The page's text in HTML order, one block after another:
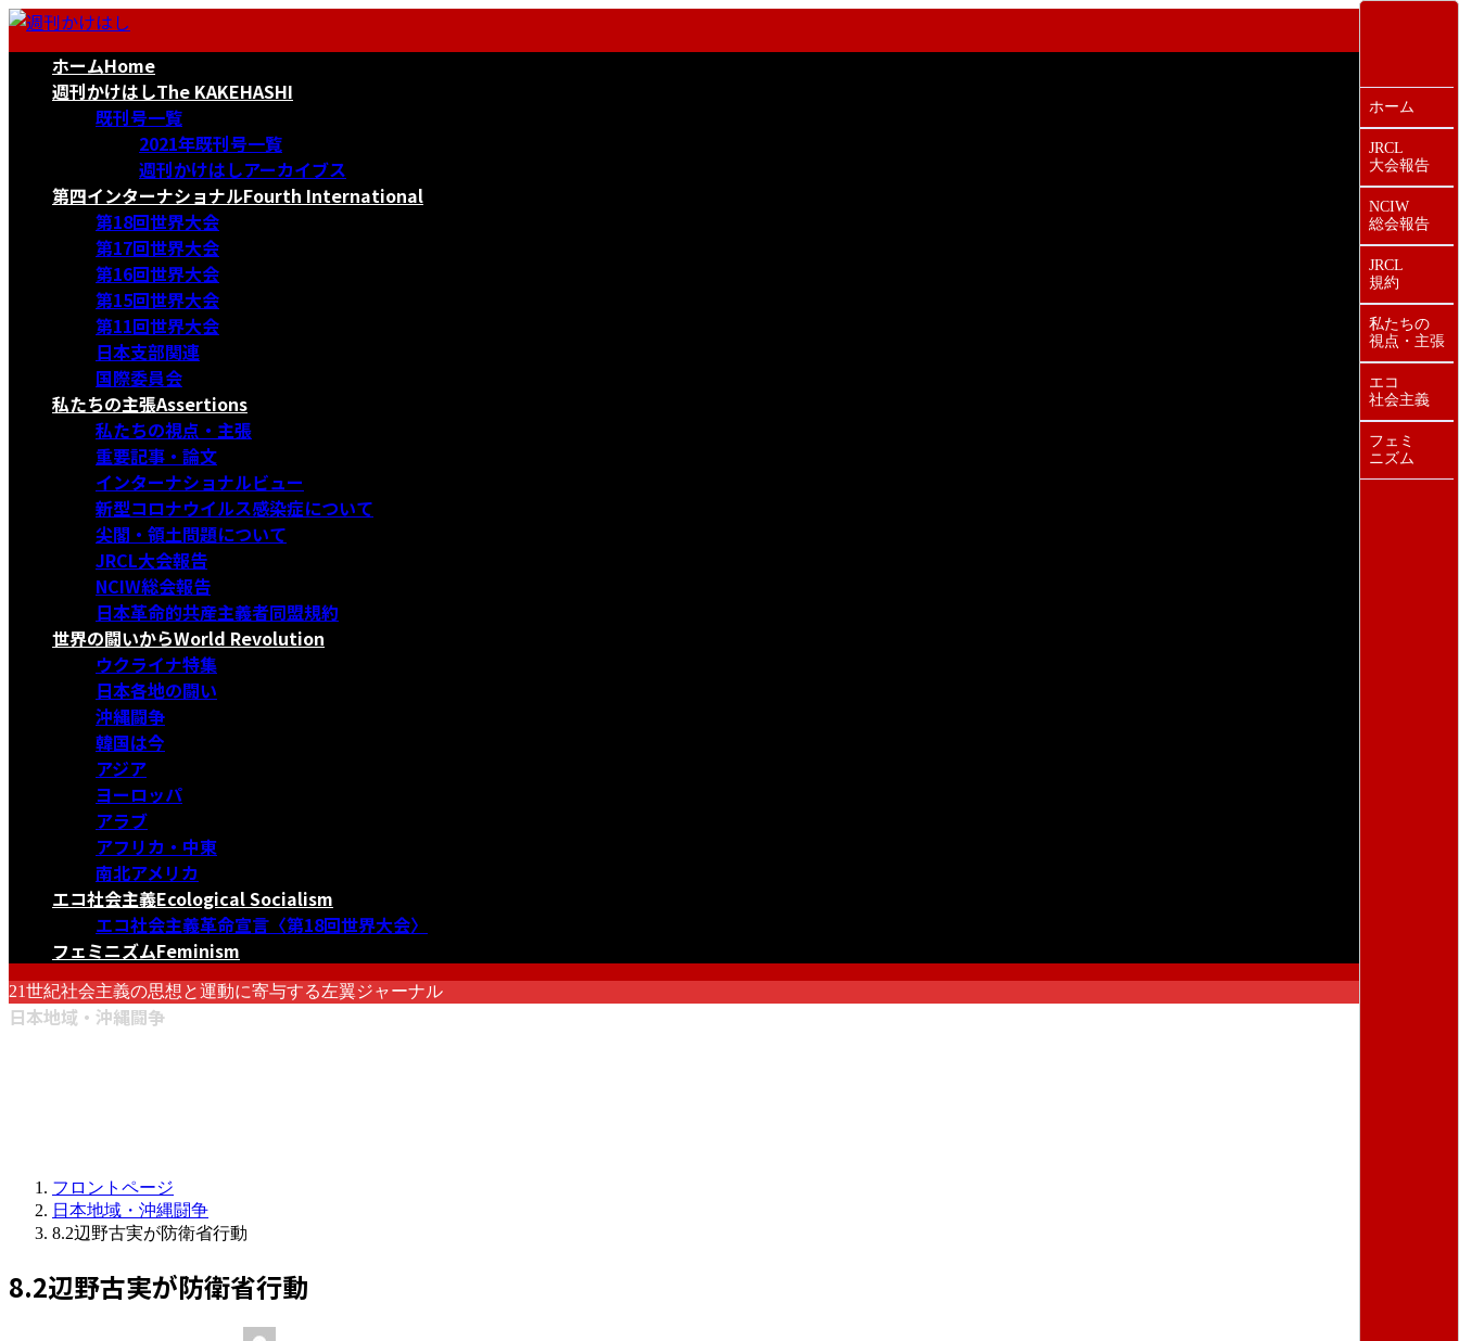
コ
ナ
ホームHome
週刊かけはしThe KAKEHASHI
既刊号一覧
2021年既刊号一覧
週刊かけはしアーカイブス
第四インターナショナルFourth International
第18回世界大会
第17回世界大会
第16回世界大会
第15回世界大会
第11回世界大会
日本支部関連
国際委員会
私たちの主張Assertions
私たちの視点・主張
重要記事・論文
インターナショナルビュー
新型コロナウイルス感染症について
尖閣・領土問題について
JRCL大会報告
NCIW総会報告
日本革命的共産主義者同盟規約
世界の闘いからWorld Revolution
ウクライナ特集
日本各地の闘い
沖縄闘争
韓国は今
アジア
ヨーロッパ
アラブ
アフリカ・中東
南北アメリカ
エコ社会主義Ecological Socialism
エコ社会主義革命宣言〈第18回世界大会〉
フェミニズムFeminism
21世紀社会主義の思想と運動に寄与する左翼ジャーナル
日本地域・沖縄闘争
フロントページ
日本地域・沖縄闘争
8.2辺野古実が防衛省行動
8.2辺野古実が防衛省行動
ホーム
JRCL
大会報告
NCIW
総会報告
JRCL
規約
私たちの
視点・主張
エコ
社会主義
フェミ
ニズム